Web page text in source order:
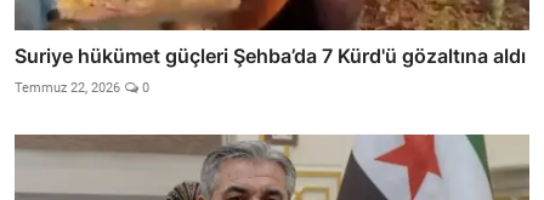
Suriye hükümet güçleri Şehba’da 7 Kürd'ü gözaltına aldı
Temmuz 22, 2026 0